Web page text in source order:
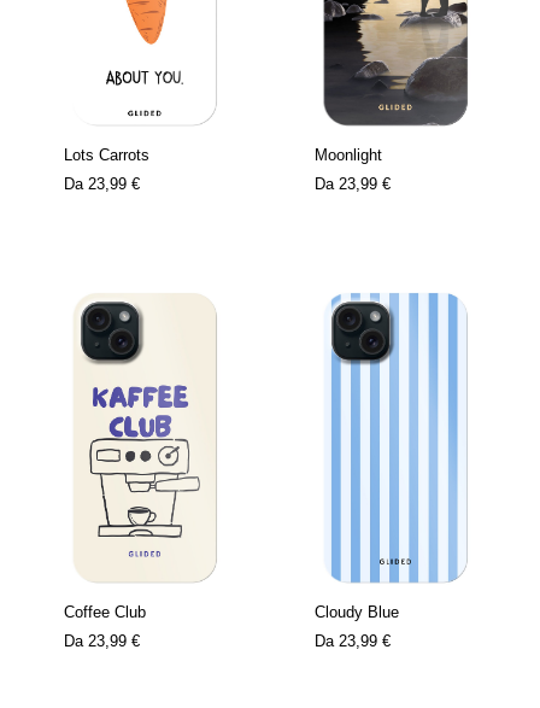
Lots Carrots
Da 23,99 €
Moonlight
Da 23,99 €
Coffee Club
Da 23,99 €
Cloudy Blue
Da 23,99 €